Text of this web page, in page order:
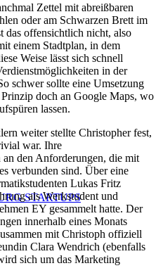
STARTUPS
Zettel mit abreißbaren
oder am Schwarzen Brett im
das offensichtlich nicht, also
einem Stadtplan, in dem
Weise lässt sich schnell
in der
schwer sollte eine Umsetzung
doch an Google Maps, wo
lassen.
weiter stellte Christopher fest,
war. Ihre
an den Anforderungen, die mit
verbunden sind. Über eine
Lukas Fritz
als Werkstudent und
EY gesammelt hatte. Der
innerhalb eines Monats
mit Christoph offiziell
Clara Wendrich (ebenfalls
sich um das Marketing